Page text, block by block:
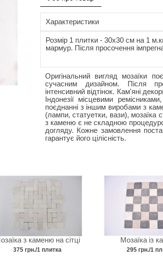
Характеристики
Розмір 1 плитки - 30x30 см на 1
мармур. Після просочення
Оригінальний вигляд мозаїки
сучасним дизайном. Після
інтенсивний відтінок. Кам'яні
Індонезії місцевими
поєднанні з іншим виробами з
(лампи, статуетки, вази), мозаїка
з каменю є не складною
догляду. Кожне замовлення
гарантує його цілісність.
з каменю на сітці
375 грн./1 плитка
Мозаїка із
295 грн./1